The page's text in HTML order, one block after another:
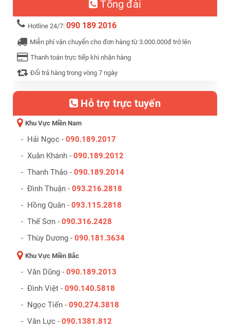
Tổng đài
Hotline 24/7: 090 189 2016
Miễn phí vận chuyển cho đơn hàng từ 3.000.000đ trở lên
Thanh toán trực tiếp khi nhận hàng
Đổi trả hàng trong vòng 7 ngày
Hỗ trợ trực tuyến
Khu Vực Miền Nam
- Hải Ngọc - 090.189.2017
- Xuân Khánh - 090.189.2012
- Thanh Thảo - 090.189.2014
- Đình Thuận - 093.216.2818
- Hồng Quân - 093.115.2818
- Thế Sơn - 090.316.2428
- Thùy Dương - 090.181.3634
Khu Vực Miền Bắc
- Văn Dũng - 090.189.2013
- Đình Việt - 090.140.5818
- Ngọc Tiến - 090.274.3818
- Văn Lực - 090.1381.812